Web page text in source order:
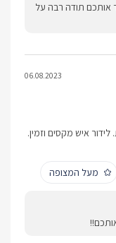
אותכם תודה רבה על
06.08.2023
איש מקסים וזמין.
מעל המצופה